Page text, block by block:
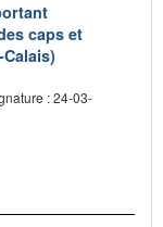
caps et
: 24-03-